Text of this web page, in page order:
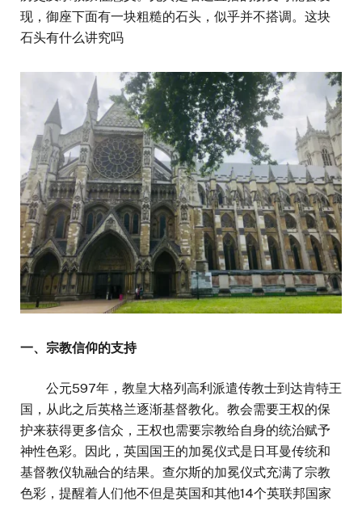
现，御座下面有一块粗糙的石头，似乎并不搭调。这块
石头有什么讲究吗
一、宗教信仰的支持
公元597年，教皇大格列高利派遣传教士到达肯特王
国，从此之后英格兰逐渐基督教化。教会需要王权的保
护来获得更多信众，王权也需要宗教给自身的统治赋予
神性色彩。因此，英国国王的加冕仪式是日耳曼传统和
基督教仪轨融合的结果。查尔斯的加冕仪式充满了宗教
色彩，提醒着人们他不但是英国和其他14个英联邦国家